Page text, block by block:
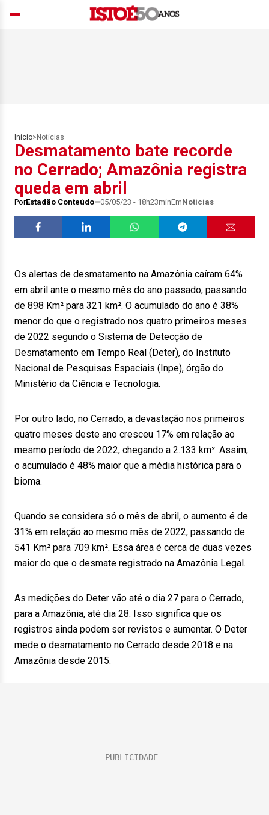
Início> Notícias
Desmatamento bate recorde
no Cerrado; Amazônia registra
queda em abril
PorEstadão Conteúdo 05/05/23 - 18h23minEmNotícias
Os alertas de desmatamento na Amazônia caíram 64%
em abril ante o mesmo mês do ano passado, passando
de 898 Km² para 321 km². O acumulado do ano é 38%
menor do que o registrado nos quatro primeiros meses
de 2022 segundo o Sistema de Detecção de
Desmatamento em Tempo Real (Deter), do Instituto
Nacional de Pesquisas Espaciais (Inpe), órgão do
Ministério da Ciência e Tecnologia.
Por outro lado, no Cerrado, a devastação nos primeiros
quatro meses deste ano cresceu 17% em relação ao
mesmo período de 2022, chegando a 2.133 km². Assim,
o acumulado é 48% maior que a média histórica para o
bioma.
Quando se considera só o mês de abril, o aumento é de
31% em relação ao mesmo mês de 2022, passando de
541 Km² para 709 km². Essa área é cerca de duas vezes
maior do que o desmate registrado na Amazônia Legal.
As medições do Deter vão até o dia 27 para o Cerrado,
para a Amazônia, até dia 28. Isso significa que os
registros ainda podem ser revistos e aumentar. O Deter
mede o desmatamento no Cerrado desde 2018 e na
Amazônia desde 2015.